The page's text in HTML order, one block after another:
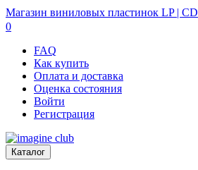
Магазин виниловых пластинок LP | CD
0
FAQ
Как купить
Оплата и доставка
Оценка состояния
Войти
Регистрация
Каталог